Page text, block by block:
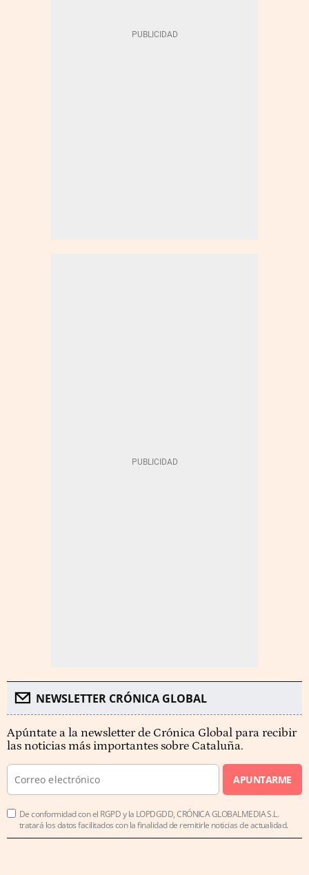
NEWSLETTER CRÓNICA GLOBAL
Apúntate a la newsletter de Crónica Global para recibir
las noticias más importantes sobre Cataluña.
APUNTARME
De conformidad con el RGPD y la LOPDGDD, CRÓNICA GLOBALMEDIA S.L.
tratará los datos facilitados con la finalidad de remitirle noticias de actualidad.